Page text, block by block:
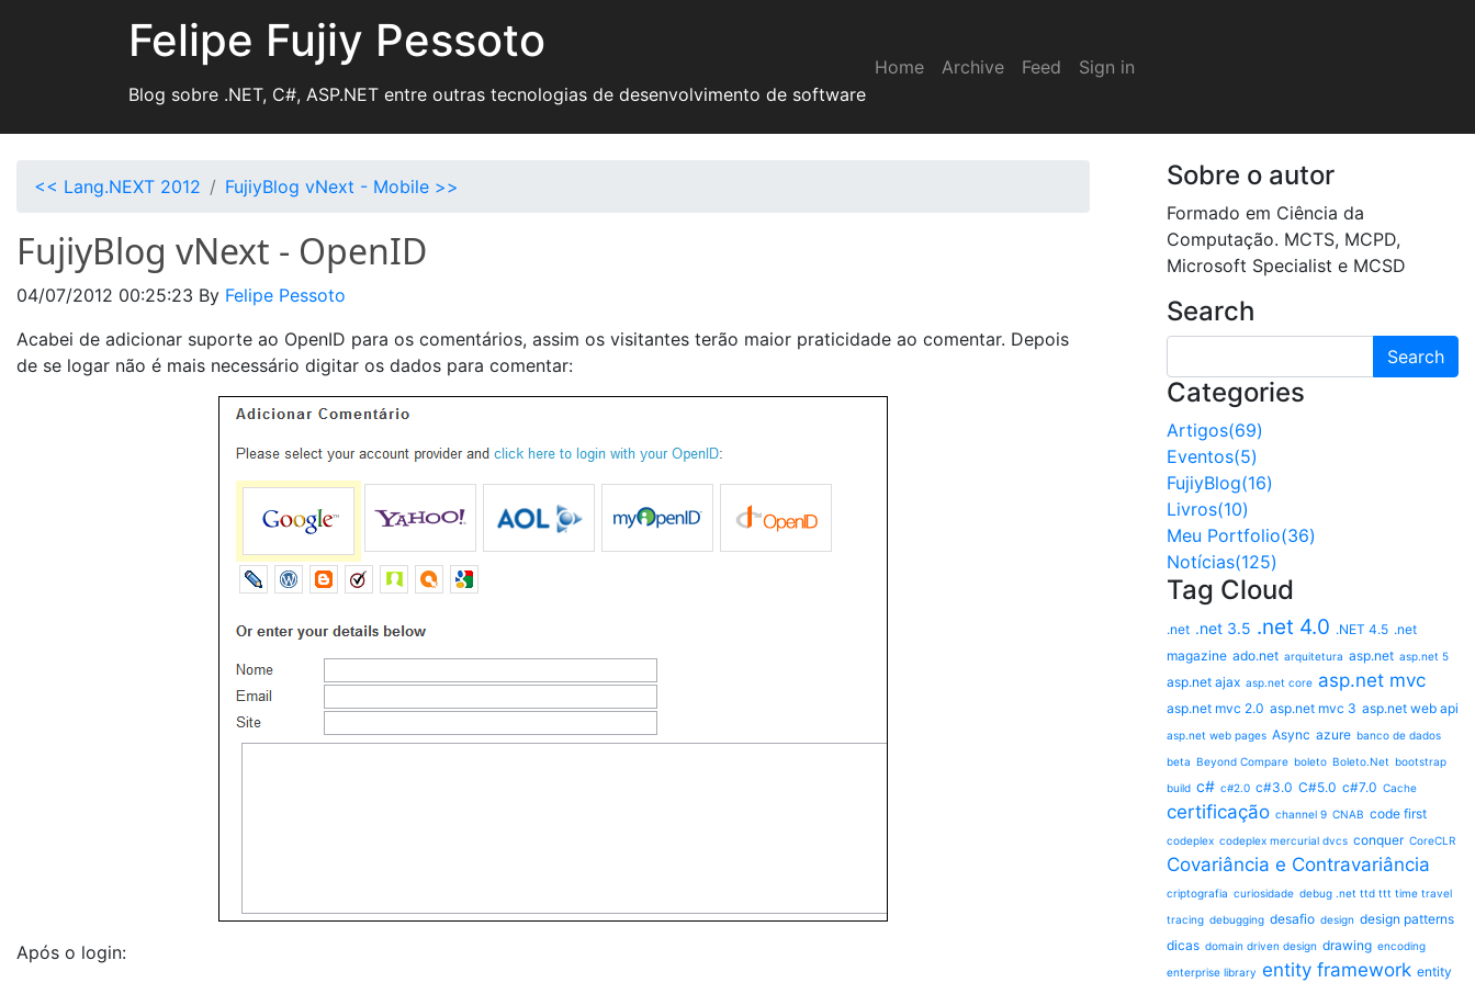
Felipe Fujiy Pessoto
Blog sobre .NET, C#, ASP.NET entre outras tecnologias de desenvolvimento de software
Home Archive Feed Sign in
<< Lang.NEXT 2012 FujiyBlog vNext - Mobile >>
FujiyBlog vNext - OpenID
04/07/2012 00:25:23 By Felipe Pessoto
Acabei de adicionar suporte ao OpenID para os comentários, assim os visitantes terão maior praticidade ao comentar. Depois
de se logar não é mais necessário digitar os dados para comentar:
Após o login:
Sobre o autor
Formado em Ciência da
Computação. MCTS, MCPD,
Microsoft Specialist e MCSD
Search
Search
Categories
Artigos(69)
Eventos(5)
FujiyBlog(16)
Livros(10)
Meu Portfolio(36)
Notícias(125)
Tag Cloud
.net .net 3.5 .net 4.0 .NET 4.5 .net
magazine ado.net arquitetura asp.net asp.net 5
asp.net ajax asp.net core asp.net mvc
asp.net mvc 2.0 asp.net mvc 3 asp.net web api
asp.net web pages Async azure banco de dados
beta Beyond Compare boleto Boleto.Net bootstrap
build c# c#2.0 c#3.0 C#5.0 c#7.0 Cache
certificação channel 9 CNAB code first
codeplex codeplex mercurial dvcs conquer CoreCLR
Covariância e Contravariância
criptografia curiosidade debug .net ttd ttt time travel
tracing debugging desafio design design patterns
dicas domain driven design drawing encoding
enterprise library entity framework entity